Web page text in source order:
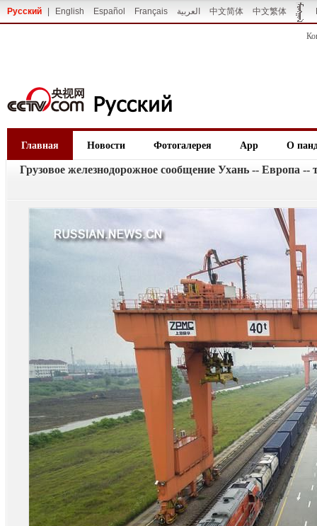
Русский English Español Français العربية 中文简体 中文繁体
Главная Новости Фотогалерея App О
Грузовое железнодорожное сообщение Ухань -- Европа --